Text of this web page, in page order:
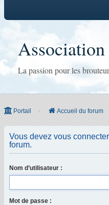
La passion pour les
Portail Accueil du forum
Vous devez vous
forum.
Nom d’utilisateur :
Mot de passe :